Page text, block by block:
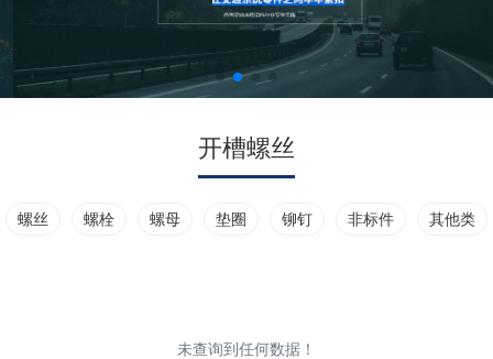
开槽螺丝
螺丝 螺栓 螺母 垫圈 铆钉 非标件 其他类
未查询到任何数据！